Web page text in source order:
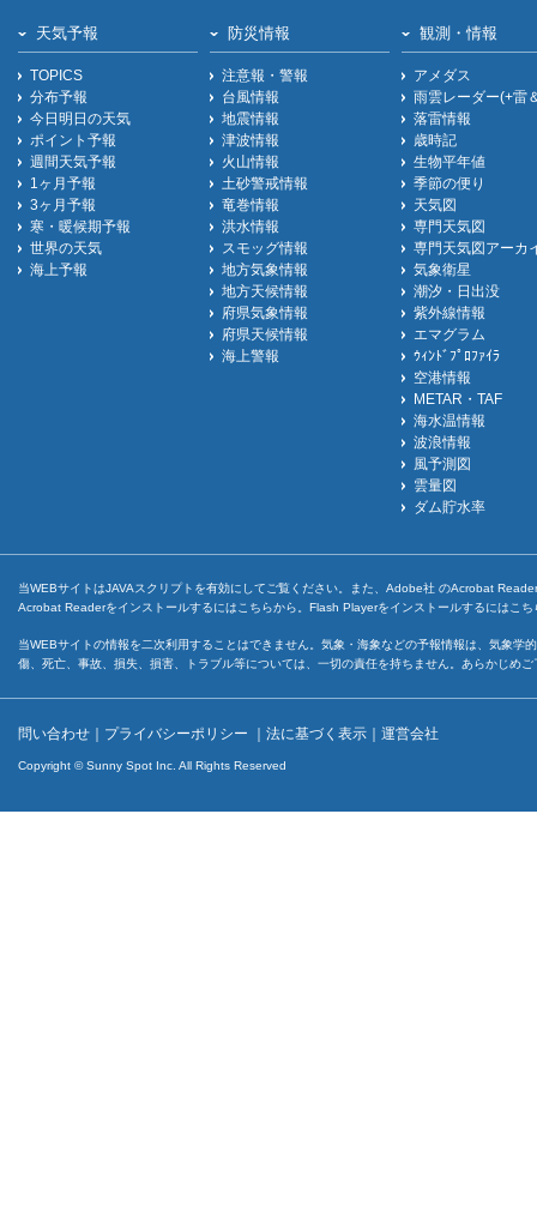
天気予報
TOPICS
分布予報
今日明日の天気
ポイント予報
週間天気予報
1ヶ月予報
3ヶ月予報
寒・暖候期予報
世界の天気
海上予報
防災情報
注意報・警報
台風情報
地震情報
津波情報
火山情報
土砂警戒情報
竜巻情報
洪水情報
スモッグ情報
地方気象情報
地方天候情報
府県気象情報
府県天候情報
海上警報
観測・情報
アメダス
雨雲レーダー(+雷
落雷情報
歳時記
生物平年値
季節の便り
天気図
専門天気図
専門天気図アーカ
気象衛星
潮汐・日出没
紫外線情報
エマグラム
ｳｨﾝﾄﾞﾌﾟﾛﾌｧｲﾗ
空港情報
METAR・TAF
海水温情報
波浪情報
風予測図
雲量図
ダム貯水率
当WEBサイトはJAVAスクリプトを有効にしてご覧ください。また、Adobe社 のAcrobat
Acrobat Readerをインストールするには こちらから。Flash Playerをインストールするには こち
当WEBサイトの情報を二次利用することはできません。気象・海象などの予報情報は、気象
傷、死亡、事故、損失、損害、トラブル等については、一切の責任を持ちません。あらかじめ
問い合わせ ｜ プライバシーポリシー ｜ 法に基づく表示 ｜ 運営会社
Copyright © Sunny Spot Inc. All Rights Reserved